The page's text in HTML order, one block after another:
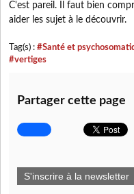
C'est pareil. Il faut bien
aider les sujet à le découvrir.
Tag(s) : #Santé et
#vertiges
Partager cette page
S'inscrire à la newsletter